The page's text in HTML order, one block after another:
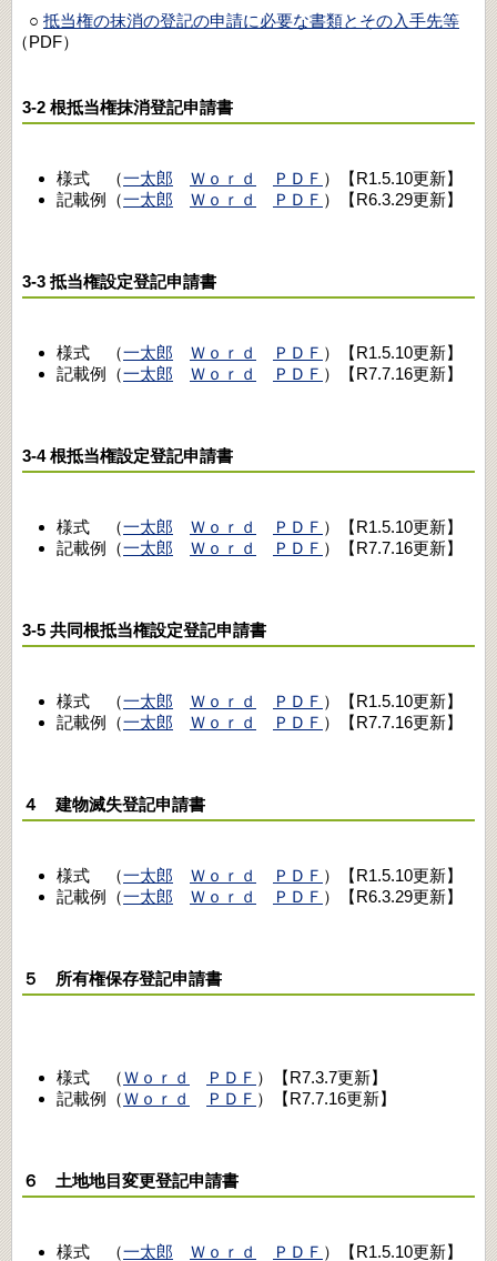
○ 抵当権の抹消の登記の申請に必要な書類とその入手先等
（PDF）
3-2 根抵当権抹消登記申請書
様式 （一太郎 Ｗｏｒｄ ＰＤＦ ）【R1.5.10更新】
記載例（一太郎 Ｗｏｒｄ ＰＤＦ ）【R6.3.29更新】
3-3 抵当権設定登記申請書
様式 （一太郎 Ｗｏｒｄ ＰＤＦ ）【R1.5.10更新】
記載例（一太郎 Ｗｏｒｄ ＰＤＦ ）【R7.7.16更新】
3-4 根抵当権設定登記申請書
様式 （一太郎 Ｗｏｒｄ ＰＤＦ ）【R1.5.10更新】
記載例（一太郎 Ｗｏｒｄ ＰＤＦ ）【R7.7.16更新】
3-5 共同根抵当権設定登記申請書
様式 （一太郎 Ｗｏｒｄ ＰＤＦ ）【R1.5.10更新】
記載例（一太郎 Ｗｏｒｄ ＰＤＦ ）【R7.7.16更新】
４ 建物滅失登記申請書
様式 （一太郎 Ｗｏｒｄ ＰＤＦ ）【R1.5.10更新】
記載例（一太郎 Ｗｏｒｄ ＰＤＦ ）【R6.3.29更新】
５ 所有権保存登記申請書
様式 （Ｗｏｒｄ ＰＤＦ ）【R7.3.7更新】
記載例（Ｗｏｒｄ ＰＤＦ ）【R7.7.16更新】
６ 土地地目変更登記申請書
様式 （一太郎 Ｗｏｒｄ ＰＤＦ ）【R1.5.10更新】